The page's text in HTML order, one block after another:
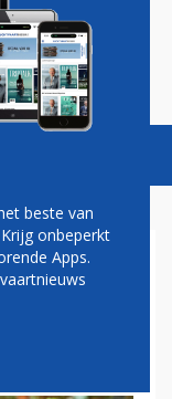
Vacatures
ALS
beste van
onbeperkt
Apps.